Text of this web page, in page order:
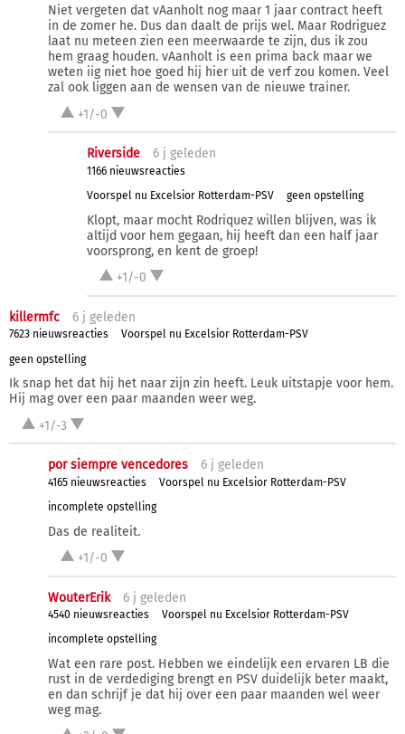
Niet vergeten dat vAanholt nog maar 1 jaar contract heeft
in de zomer he. Dus dan daalt de prijs wel. Maar Rodriguez
laat nu meteen zien een meerwaarde te zijn, dus ik zou
hem graag houden. vAanholt is een prima back maar we
weten iig niet hoe goed hij hier uit de verf zou komen. Veel
zal ook liggen aan de wensen van de nieuwe trainer.
+1/-0
Riverside 6 j geleden
1166 nieuwsreacties
Voorspel nu Excelsior Rotterdam-PSV
geen opstelling
Klopt, maar mocht Rodriquez willen blijven, was ik
altijd voor hem gegaan, hij heeft dan een half jaar
voorsprong, en kent de groep!
+1/-0
killermfc 6 j geleden
7623 nieuwsreacties
Voorspel nu Excelsior Rotterdam-PSV
geen opstelling
Ik snap het dat hij het naar zijn zin heeft. Leuk uitstapje voor hem.
Hij mag over een paar maanden weer weg.
+1/-3
por siempre vencedores 6 j geleden
4165 nieuwsreacties
Voorspel nu Excelsior Rotterdam-PSV
incomplete opstelling
Das de realiteit.
+1/-0
WouterErik 6 j geleden
4540 nieuwsreacties
Voorspel nu Excelsior Rotterdam-PSV
incomplete opstelling
Wat een rare post. Hebben we eindelijk een ervaren LB die
rust in de verdediging brengt en PSV duidelijk beter maakt,
en dan schrijf je dat hij over een paar maanden wel weer
weg mag.